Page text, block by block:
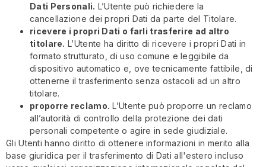
Dati Personali. L’Utente può richiedere la
cancellazione dei propri Dati da parte del Titolare.
ricevere i propri Dati o farli trasferire ad altro
titolare. L’Utente ha diritto di ricevere i propri Dati in
formato strutturato, di uso comune e leggibile da
dispositivo automatico e, ove tecnicamente fattibile, di
ottenerne il trasferimento senza ostacoli ad un altro
titolare.
proporre reclamo. L’Utente può proporre un reclamo
all’autorità di controllo della protezione dei dati
personali competente o agire in sede giudiziale.
Gli Utenti hanno diritto di ottenere informazioni in merito alla
base giuridica per il trasferimento di Dati all'estero incluso